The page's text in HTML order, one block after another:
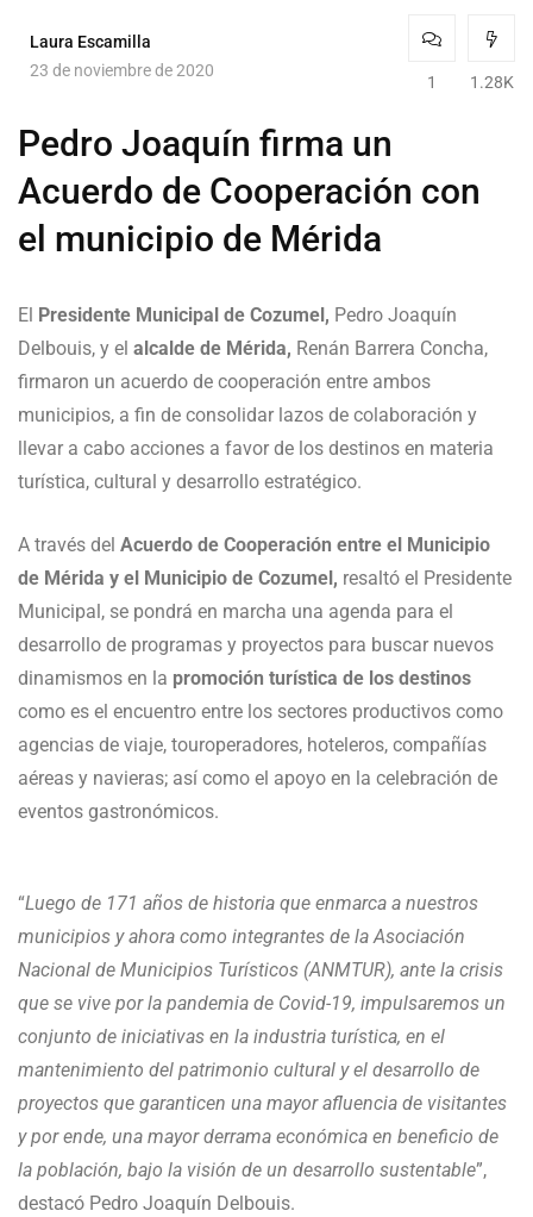
Laura Escamilla
23 de noviembre de 2020
1 1.28K
Pedro Joaquín firma un
Acuerdo de Cooperación con
el municipio de Mérida
El Presidente Municipal de Cozumel, Pedro Joaquín
Delbouis, y el alcalde de Mérida, Renán Barrera Concha,
firmaron un acuerdo de cooperación entre ambos
municipios, a fin de consolidar lazos de colaboración y
llevar a cabo acciones a favor de los destinos en materia
turística, cultural y desarrollo estratégico.
A través del Acuerdo de Cooperación entre el Municipio
de Mérida y el Municipio de Cozumel, resaltó el Presidente
Municipal, se pondrá en marcha una agenda para el
desarrollo de programas y proyectos para buscar nuevos
dinamismos en la promoción turística de los destinos
como es el encuentro entre los sectores productivos como
agencias de viaje, touroperadores, hoteleros, compañías
aéreas y navieras; así como el apoyo en la celebración de
eventos gastronómicos.
“Luego de 171 años de historia que enmarca a nuestros
municipios y ahora como integrantes de la Asociación
Nacional de Municipios Turísticos (ANMTUR), ante la crisis
que se vive por la pandemia de Covid-19, impulsaremos un
conjunto de iniciativas en la industria turística, en el
mantenimiento del patrimonio cultural y el desarrollo de
proyectos que garanticen una mayor afluencia de visitantes
y por ende, una mayor derrama económica en beneficio de
la población, bajo la visión de un desarrollo sustentable”,
destacó Pedro Joaquín Delbouis.